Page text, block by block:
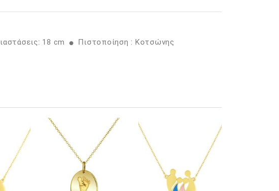
18 cm Πιστοποίηση : Κοτσώνης